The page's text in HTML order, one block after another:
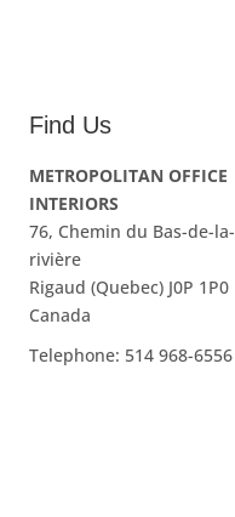
Find Us
METROPOLITAN OFFICE
INTERIORS
76, Chemin du Bas-de-la-
rivière
Rigaud (Quebec) J0P 1P0
Canada
Telephone: 514 968-6556